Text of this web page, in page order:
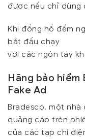
được nếu chỉ dùng
Khi đồng hồ đếm
bắt đầu chạy
với các ngón tay
Hãng bảo
Fake Ad
Bradesco, một nhà
quảng cáo trên
của các tạp chí